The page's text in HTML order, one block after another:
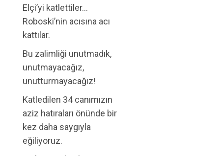
Elçi’yi katlettiler…
Roboski’nin acısına acı
kattılar.
Bu zalimliği unutmadık,
unutmayacağız,
unutturmayacağız!
Katledilen 34 canımızın
aziz hatıraları önünde bir
kez daha saygıyla
eğiliyoruz.